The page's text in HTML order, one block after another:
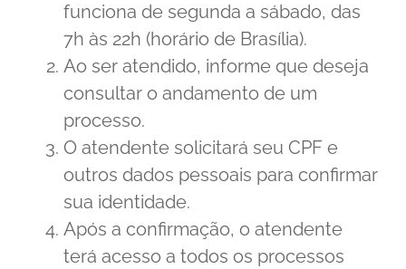
funciona de segunda a sábado, das
7h às 22h (horário de Brasília).
Ao ser atendido, informe que deseja
consultar o andamento de um
processo.
O atendente solicitará seu CPF e
outros dados pessoais para confirmar
sua identidade.
Após a confirmação, o atendente
terá acesso a todos os processos